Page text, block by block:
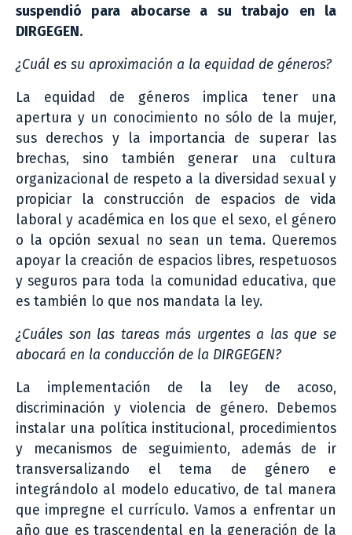
suspendió para abocarse a su trabajo en la
DIRGEGEN.
¿Cuál es su aproximación a la equidad de géneros?
La equidad de géneros implica tener una
apertura y un conocimiento no sólo de la mujer,
sus derechos y la importancia de superar las
brechas, sino también generar una cultura
organizacional de respeto a la diversidad sexual y
propiciar la construcción de espacios de vida
laboral y académica en los que el sexo, el género
o la opción sexual no sean un tema. Queremos
apoyar la creación de espacios libres, respetuosos
y seguros para toda la comunidad educativa, que
es también lo que nos mandata la ley.
¿Cuáles son las tareas más urgentes a las que se
abocará en la conducción de la DIRGEGEN?
La implementación de la ley de acoso,
discriminación y violencia de género. Debemos
instalar una política institucional, procedimientos
y mecanismos de seguimiento, además de ir
transversalizando el tema de género e
integrándolo al modelo educativo, de tal manera
que impregne el currículo. Vamos a enfrentar un
año que es trascendental en la generación de la